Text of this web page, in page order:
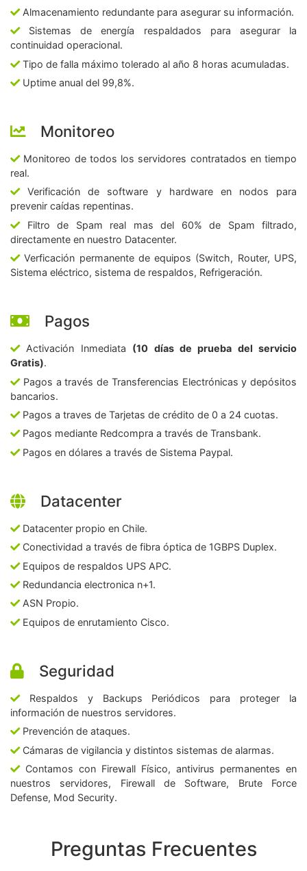
Almacenamiento redundante para asegurar su información.
Sistemas de energía respaldados para asegurar la
continuidad operacional.
Tipo de falla máximo tolerado al año 8 horas acumuladas.
Uptime anual del 99,8%.
Monitoreo
Monitoreo de todos los servidores contratados en tiempo
real.
Verificación de software y hardware en nodos para
prevenir caídas repentinas.
Filtro de Spam real mas del 60% de Spam filtrado,
directamente en nuestro Datacenter.
Verficación permanente de equipos (Switch, Router, UPS,
Sistema eléctrico, sistema de respaldos, Refrigeración.
Pagos
Activación Inmediata (10 días de prueba del servicio
Gratis).
Pagos a través de Transferencias Electrónicas y depósitos
bancarios.
Pagos a traves de Tarjetas de crédito de 0 a 24 cuotas.
Pagos mediante Redcompra a través de Transbank.
Pagos en dólares a través de Sistema Paypal.
Datacenter
Datacenter propio en Chile.
Conectividad a través de fibra óptica de 1GBPS Duplex.
Equipos de respaldos UPS APC.
Redundancia electronica n+1.
ASN Propio.
Equipos de enrutamiento Cisco.
Seguridad
Respaldos y Backups Periódicos para proteger la
información de nuestros servidores.
Prevención de ataques.
Cámaras de vigilancia y distintos sistemas de alarmas.
Contamos con Firewall Físico, antivirus permanentes en
nuestros servidores, Firewall de Software, Brute Force
Defense, Mod Security.
Preguntas Frecuentes